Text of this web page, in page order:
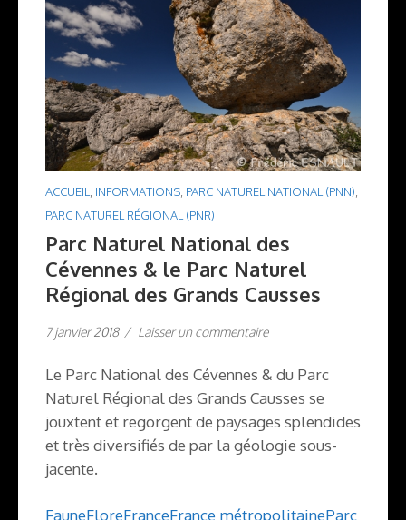
ACCUEIL, INFORMATIONS, PARC NATUREL NATIONAL (PNN),
PARC NATUREL RÉGIONAL (PNR)
Parc Naturel National des
Cévennes & le Parc Naturel
Régional des Grands Causses
7 janvier 2018 / Laisser un commentaire
Le Parc National des Cévennes & du Parc
Naturel Régional des Grands Causses se
jouxtent et regorgent de paysages splendides
et très diversifiés de par la géologie sous-
jacente.
FauneFloreFranceFrance métropolitaineParc